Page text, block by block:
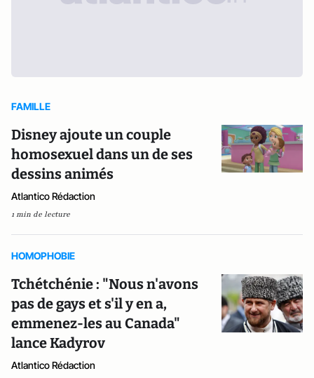
FAMILLE
Disney ajoute un couple
homosexuel dans un de ses
dessins animés
Atlantico Rédaction
1 min de lecture
HOMOPHOBIE
Tchétchénie : "Nous n'avons
pas de gays et s'il y en a,
emmenez-les au Canada"
lance Kadyrov
Atlantico Rédaction